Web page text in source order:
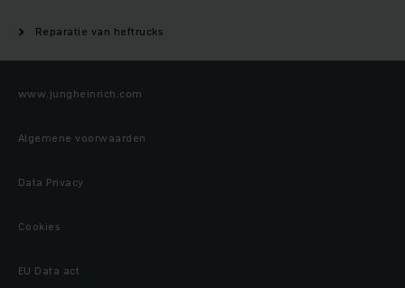
Reparatie van heftrucks
www.jungheinrich.com
Algemene voorwaarden
Data Privacy
Cookies
EU Data act